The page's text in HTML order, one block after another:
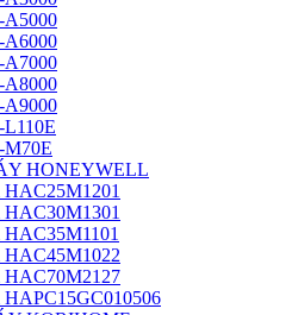
A5000
A6000
A7000
A8000
A9000
L110E
M70E
HONEYWELL
HAC45M1022
HAC70M2127